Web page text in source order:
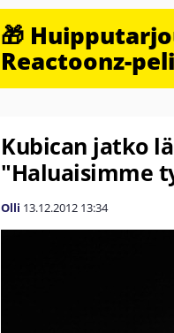
🎁
Reactoonz-
Kubican jatko
"Haluaisimme
Olli 13.12.2012 13:34